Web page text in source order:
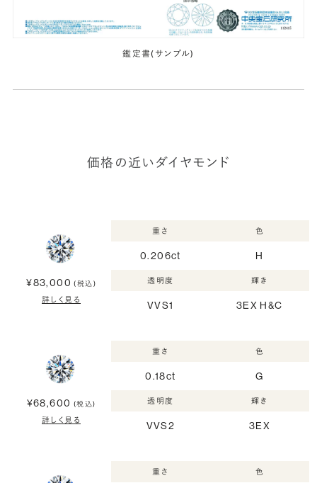
鑑定書(サンプル)
価格の近いダイヤモンド
¥83,000 (税込)
詳しく見る
重さ
0.206ct
色
H
透明度
VVS1
輝き
3EX H&C
¥68,600 (税込)
詳しく見る
重さ
0.18ct
色
G
透明度
VVS2
輝き
3EX
重さ 色